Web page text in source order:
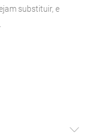
substituir, e